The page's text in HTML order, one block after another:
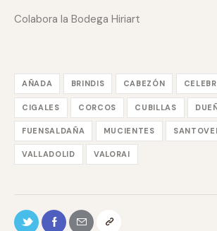
Colabora la Bodega Hiriart
AÑADA BRINDIS CABEZÓN
CIGALES CORCOS CUBILLAS
FUENSALDAÑA MUCIENTES
VALLADOLID VALORAI